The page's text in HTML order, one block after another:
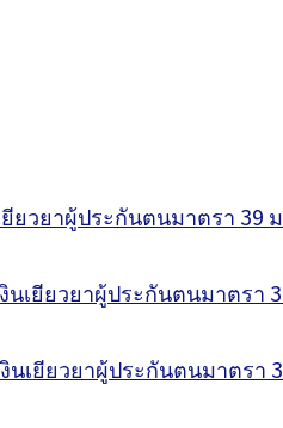
ยียวยาผู้ประกันตนมาตรา 39
นเยียวยาผู้ประกันตนมาตรา
นเยียวยาผู้ประกันตนมาตรา